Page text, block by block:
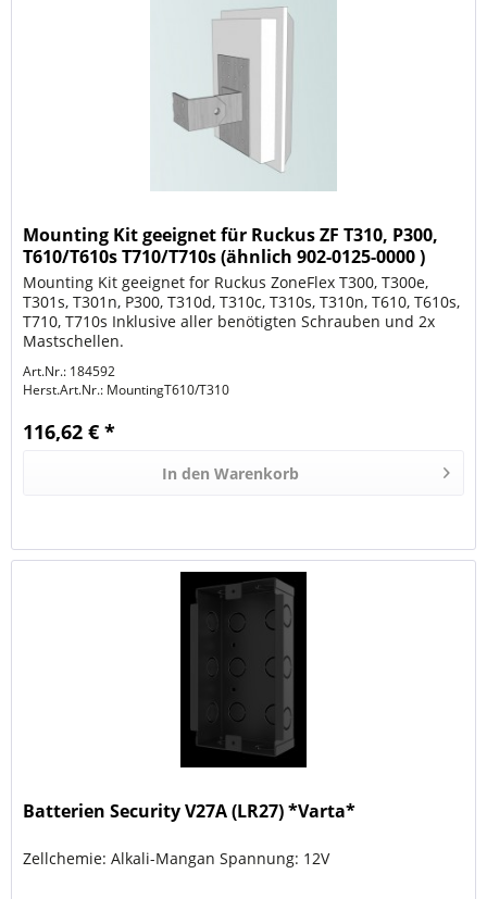
Mounting Kit geeignet für Ruckus ZF T310, P300,
T610/T610s T710/T710s (ähnlich 902-0125-0000 )
Mounting Kit geeignet for Ruckus ZoneFlex T300, T300e,
T301s, T301n, P300, T310d, T310c, T310s, T310n, T610, T610s,
T710, T710s Inklusive aller benötigten Schrauben und 2x
Mastschellen.
Art.Nr.: 184592
Herst.Art.Nr.: MountingT610/T310
116,62 € *
In den Warenkorb
Batterien Security V27A (LR27) *Varta*
Zellchemie: Alkali-Mangan Spannung: 12V